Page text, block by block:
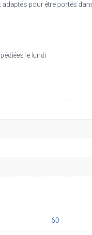
pour être portés
le lundi
60